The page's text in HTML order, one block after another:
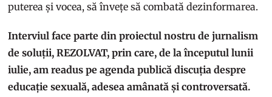
puterea și vocea, să învețe să combată dezinformarea.
Interviul face parte din proiectul nostru de jurnalism
de soluții, REZOLVAT, prin care, de la începutul lunii
iulie, am readus pe agenda publică discuția despre
educație sexuală, adesea amânată și controversată.